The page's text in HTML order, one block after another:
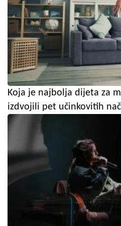
Koja je najbolja dijeta za
izdvojili pet učinkovitih